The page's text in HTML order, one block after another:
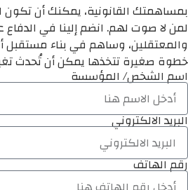
بمساهمتك القانونية، يمكنك أن تكون
لمن لا صوت لهم. انضم إلينا في
والمعتقلين، وساهم في بناء مستقبل
خطوة صغيرة تتخذها يمكن أن تُحدث
اسم الشخص/ المؤسسة
البريد الالكتروني
رقم الهاتف